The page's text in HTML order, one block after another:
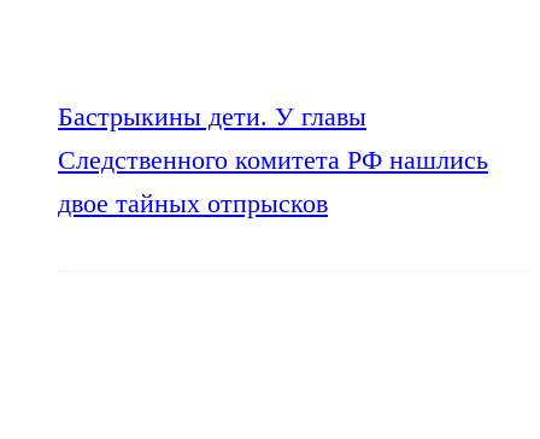
Бастрыкины дети. У главы
Следственного комитета РФ нашлись
двое тайных отпрысков